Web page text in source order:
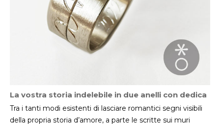
La vostra storia indelebile in due anelli con dedica
Tra i tanti modi esistenti di lasciare romantici segni visibili
della propria storia d’amore, a parte le scritte sui muri